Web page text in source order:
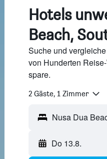
Hotels
Beach,
Suche und
von Hunderten
spare.
2 Gäste, 1 Zimmer
Do 13.8.